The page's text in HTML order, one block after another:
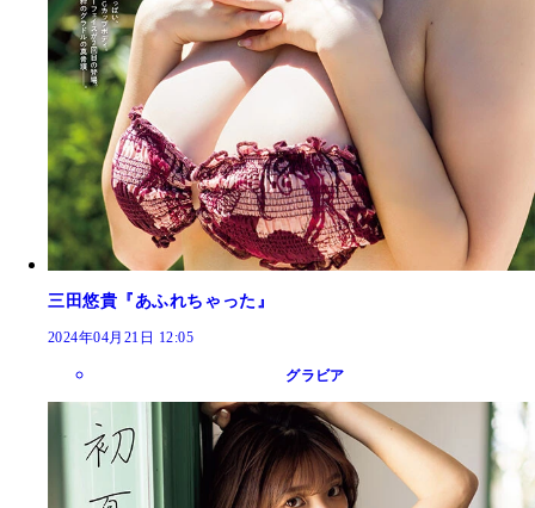
三田悠貴『あふれちゃった』
2024年04月21日 12:05
グラビア